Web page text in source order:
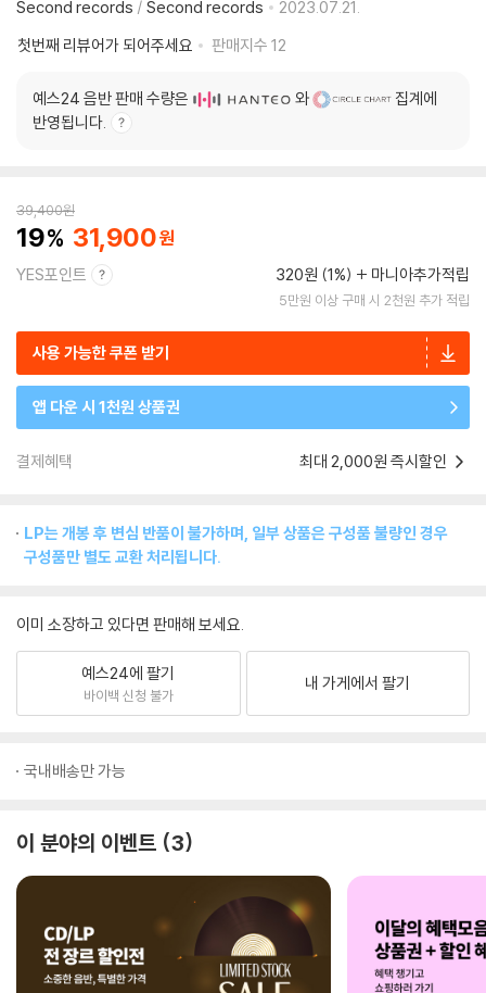
Second records / Second records
2023.07.21.
첫번째 리뷰어가 되어주세요
판매지수 12
예스24 음반 판매 수량은 와
집계에
반영됩니다.
39,400원
19 31,900
YES포인트 320원 (1%) 마니아추가적립
5만원 이상 구매 시 2천원 추가 적립
사용 가능한 쿠폰 받기
앱 다운 시 1천원 상품권
결제혜택 최대 2,000원 즉시할인
LP는 개봉 후 변심 반품이 불가하며, 일부 상품은 구성품 불량인 경우
구성품만 별도 교환 처리됩니다.
이미 소장하고 있다면 판매해 보세요.
예스24에 팔기
바이백 신청 불가
내 가게에서 팔기
국내배송만 가능
이 분야의 이벤트 3